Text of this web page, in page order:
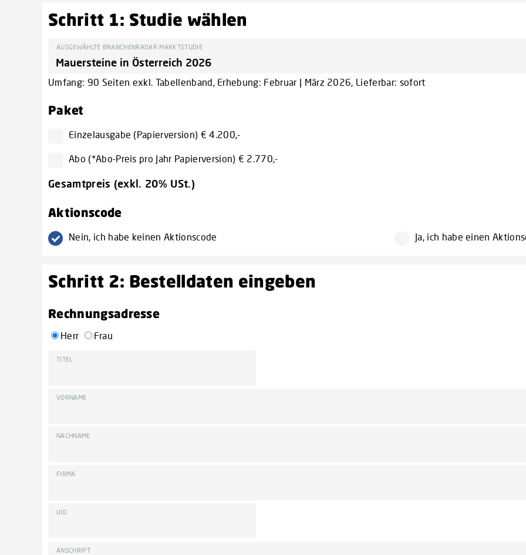
Schritt 1: Studie wählen
AUSGEWÄHLTE BRANCHENRADAR MARKTSTUDIE
Umfang: 90 Seiten exkl. Tabellenband, Erhebung: Februar | März 2026, Lieferbar: sofort
Paket
Einzelausgabe (Papierversion) € 4.200,-
Abo (*Abo-Preis pro Jahr Papierversion) € 2.770,-
Gesamtpreis (exkl. 20% USt.)
Aktionscode
Nein, ich habe keinen Aktionscode Ja, ich habe einen
Schritt 2: Bestelldaten eingeben
Rechnungsadresse
Herr Frau
TITEL
VORNAME
NACHNAME
FIRMA
UID
ANSCHRIFT